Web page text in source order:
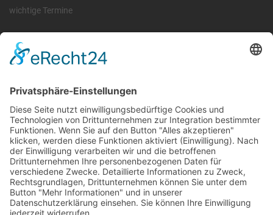
wichtige Termine
Information
Sachsen und Thüringen. Er ist als eingetragener Verein tätig und
gleichzeitig Veranstalter der Spiele der Regionalliga in
verschiedenen Ligen.
Die RLSO ist jetzt auch erreichbar unter der Adresse